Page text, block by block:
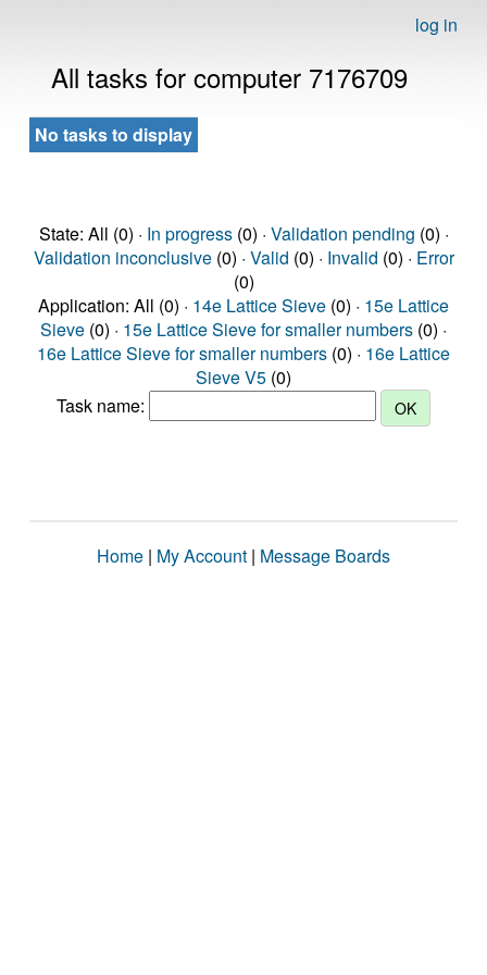
log in
All tasks for computer 7176709
No tasks to display
State: All (0) · In progress(0) · Validation pending (0) ·
Validation inconclusive(0) · Valid (0) · Invalid (0) · Error
(0)
Application: All (0) · 14e Lattice Sieve (0) · 15e Lattice
Sieve (0) · 15e Lattice Sieve for smaller numbers (0) ·
16e Lattice Sieve for smaller numbers (0) · 16e Lattice
Sieve V5 (0)
Task name:
Home | My Account | Message Boards